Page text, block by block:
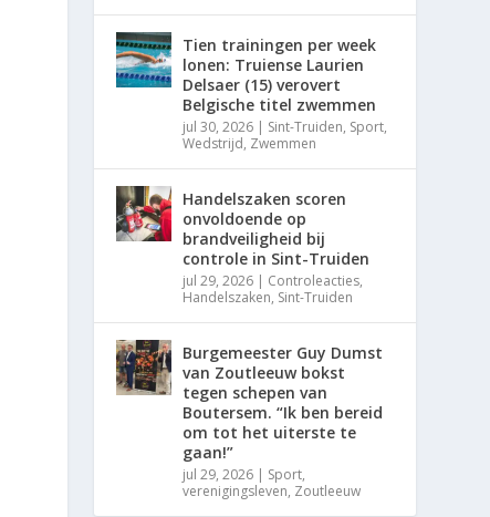
Tien trainingen per week
lonen: Truiense Laurien
Delsaer (15) verovert
Belgische titel zwemmen
jul 30, 2026 | Sint-Truiden, Sport,
Wedstrijd, Zwemmen
Handelszaken scoren
onvoldoende op
brandveiligheid bij
controle in Sint-Truiden
jul 29, 2026 | Controleacties,
Handelszaken, Sint-Truiden
Burgemeester Guy Dumst
van Zoutleeuw bokst
tegen schepen van
Boutersem. “Ik ben bereid
om tot het uiterste te
gaan!”
jul 29, 2026 | Sport,
verenigingsleven, Zoutleeuw